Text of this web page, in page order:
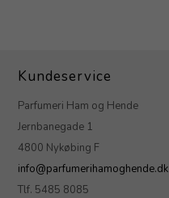
Kundeservice
Parfumeri Ham og Hende
Jernbanegade 1
4800 Nykøbing F
info@parfumerihamoghende.dk
Tlf. 5485 8085